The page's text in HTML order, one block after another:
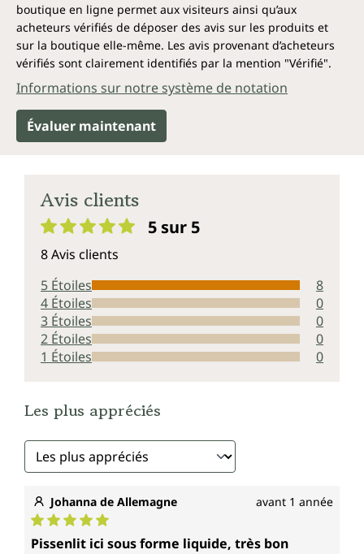
Pourquoi les gouttes de pissenlit sont
un complément judicieux à une
alimentation consciente
Les substances amères sont souvent extraites de
fruits et légumes traditionnellement amers pour un
goût plus agréable. Malheureusement, cela ne
Et l'élixir traditionnel, dont la consommation ne se
limite généralement pas à quelques gouttes, apporte
une quantité inutilement importante d'alcool, ce qui
peut contrecarrer l'effet des substances amères. Les
révéler une alternative judicieuse.
Composée résistante
Le pissenlit commun (Taraxacum officinale), appelé
appellation à ses pétales dentelés jaune vif, qui
pissenlit est une plante qui ravit petits et grands. Il
appartient à la famille des Astéracées et répand ses
graines en forme d'ombrelle, que le vent disperse
dans toute la campagne. Il surgit même à travers les
plus petites fissures du béton, plein de force et de
vitalité.
boutique en ligne permet aux visiteurs ainsi qu’aux
acheteurs vérifiés de déposer des avis sur les produits et
sur la boutique elle-même. Les avis provenant d’acheteurs
vérifiés sont clairement identifiés par la mention "Vérifié".
Informations sur notre système de notation
Évaluer maintenant
Avis clients
5 sur 5
8 Avis clients
5 Étoiles
8
4 Étoiles
0
3 Étoiles
0
2 Étoiles
0
1 Étoiles
0
Les plus appréciés
Johanna de Allemagne avant 1 année
Note moyenne de 5 sur 5 étoiles
Pissenlit ici sous forme liquide, très bon